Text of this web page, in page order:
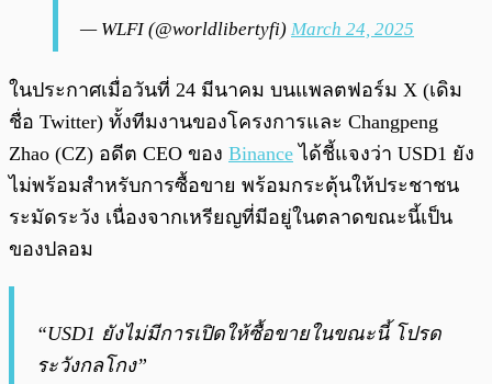
— WLFI (@worldlibertyfi) March 24, 2025
ในประกาศเมื่อวันที่ 24 มีนาคม บนแพลตฟอร์ม X (เดิม
ชื่อ Twitter) ทั้งทีมงานของโครงการและ Changpeng
Zhao (CZ) อดีต CEO ของ Binance ได้ชี้แจงว่า USD1 ยัง
ไม่พร้อมสำหรับการซื้อขาย พร้อมกระตุ้นให้ประชาชน
ระมัดระวัง เนื่องจากเหรียญที่มีอยู่ในตลาดขณะนี้เป็น
ของปลอม
“USD1 ยังไม่มีการเปิดให้ซื้อขายในขณะนี้ โปรด
ระวังกลโกง”